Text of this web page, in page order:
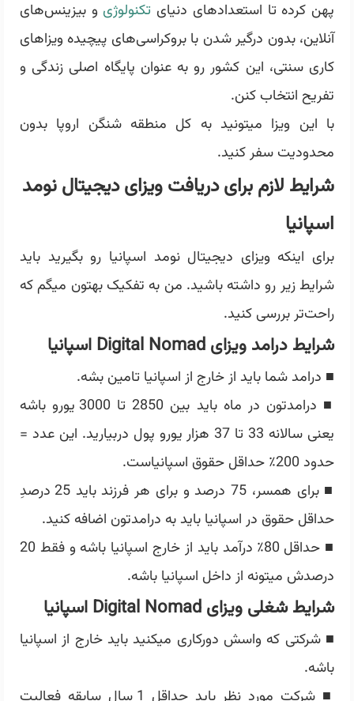
پهن کرده تا استعدادهای دنیای تکنولوژی و بیزینس‌های
آنلاین، بدون درگیر شدن با بروکراسی‌های پیچیده ویزاهای
کاری سنتی، این کشور رو به عنوان پایگاه اصلی زندگی و
تفریح انتخاب کنن.
با این ویزا میتونید به کل منطقه شنگن اروپا بدون
محدودیت سفر کنید.
شرایط لازم برای دریافت ویزای دیجیتال نومد
اسپانیا
برای اینکه ویزای دیجیتال نومد اسپانیا رو بگیرید باید
شرایط زیر رو داشته باشید. من به تفکیک بهتون میگم که
راحت‌تر بررسی کنید.
شرایط درامد ویزای Digital Nomad اسپانیا
■ درامد شما باید از خارج از اسپانیا تامین بشه.
■ درامدتون در ماه باید بین 2850 تا 3000 یورو باشه
یعنی سالانه 33 تا 37 هزار یورو پول دربیارید. این عدد =
حدود 200٪ حداقل حقوق اسپانیاست.
■ برای همسر، 75 درصد و برای هر فرزند باید 25 درصدِ
حداقل حقوق در اسپانیا باید به درامدتون اضافه کنید.
■ حداقل 80٪ درآمد باید از خارج اسپانیا باشه و فقط 20
درصدش میتونه از داخل اسپانیا باشه.
شرایط شغلی ویزای Digital Nomad اسپانیا
■ شرکتی که واسش دورکاری میکنید باید خارج از اسپانیا
باشه.